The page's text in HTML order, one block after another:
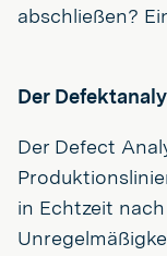
abschließen?
Der
Der Defect
in Echtzeit